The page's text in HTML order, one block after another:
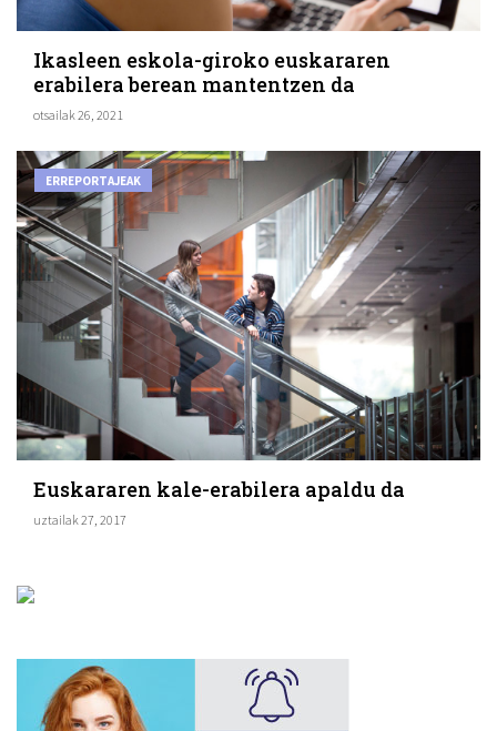
Ikasleen eskola-giroko euskararen
erabilera berean mantentzen da
otsailak 26, 2021
ERREPORTAJEAK
Euskararen kale-erabilera apaldu da
uztailak 27, 2017